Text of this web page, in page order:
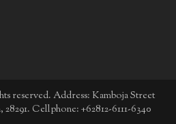
reserved. Address: Kamboja Street
Cellphone: +62812-6111-6340